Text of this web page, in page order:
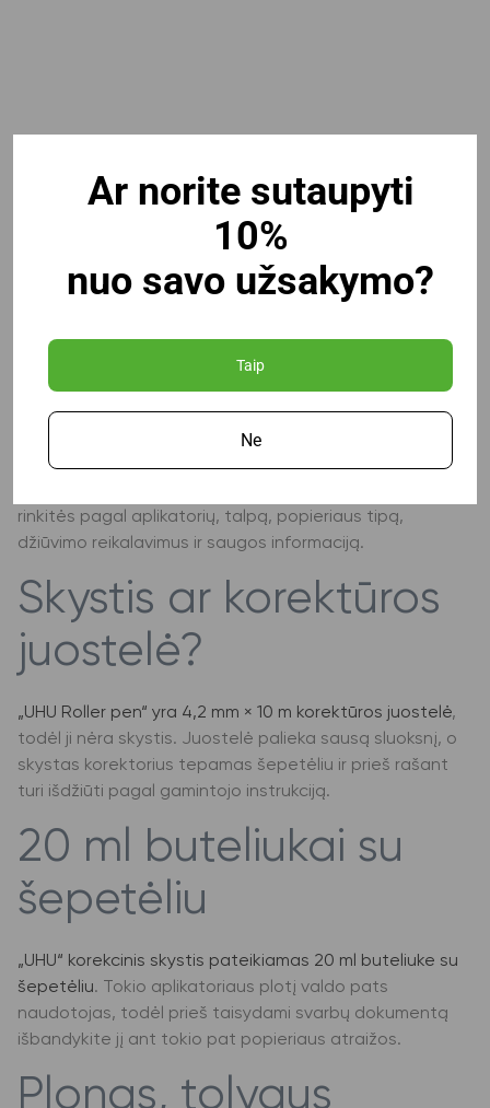
Koregavimo skystis skirtas rašalo ar spausdinto teksto
klaidai padengti ant tinkamo popieriaus. Šioje
kategorijoje yra 20 ml buteliukų su šepetėliu, tačiau
rinkitės pagal aplikatorių, talpą, popieriaus tipą,
džiūvimo reikalavimus ir saugos informaciją.
Skystis ar korektūros
juostelė?
„UHU Roller pen“ yra 4,2 mm × 10 m korektūros juostelė,
todėl ji nėra skystis. Juostelė palieka sausą sluoksnį, o
skystas korektorius tepamas šepetėliu ir prieš rašant
turi išdžiūti pagal gamintojo instrukciją.
20 ml buteliukai su
šepetėliu
„UHU“ korekcinis skystis pateikiamas 20 ml buteliuke su
šepetėliu. Tokio aplikatoriaus plotį valdo pats
naudotojas, todėl prieš taisydami svarbų dokumentą
išbandykite jį ant tokio pat popieriaus atraižos.
Plonas, tolygus
Ar norite sutaupyti
10%
nuo savo užsakymo?
Taip
Ne